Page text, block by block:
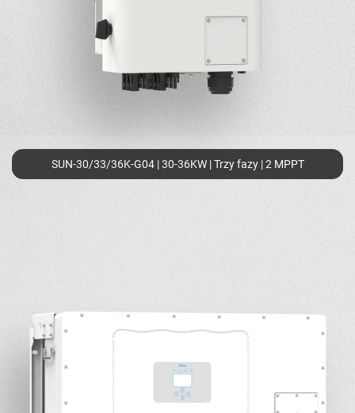
SUN-30/33/36K-G04 | 30-36KW | Trzy fazy | 2 MPPT